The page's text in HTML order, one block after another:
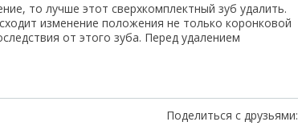
то лучше этот сверхкомплектный зуб удалить.
изменение положения не только коронковой
от этого зуба. Перед удалением
Поделиться с друзьями: